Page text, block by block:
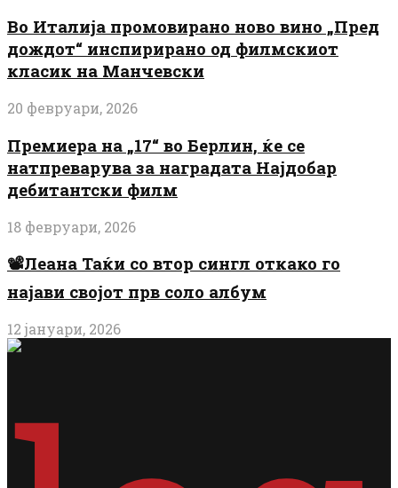
Во Италија промовирано ново вино „Пред
дождот“ инспирирано од филмскиот
класик на Манчевски
20 февруари, 2026
Премиера на „17“ во Берлин, ќе се
натпреварува за наградата Најдобар
дебитантски филм
18 февруари, 2026
📽️Леана Таќи со втор сингл откако го
најави својот прв соло албум
12 јануари, 2026